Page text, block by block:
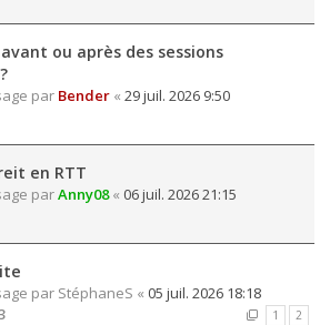
ou après des sessions
par Bender « 29 juil. 2026 9:50
en RTT
parAnny08« 06 juil. 2026 21:15
par StéphaneS « 05 juil. 2026 18:18
1 2